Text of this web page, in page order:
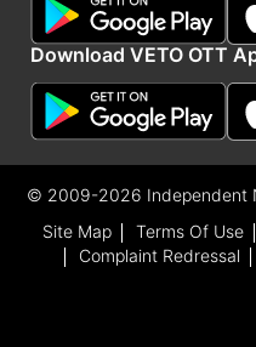
जांच के आदेश
उन्होंने कहा कि कथित तौर
पर कार्रवाई नहीं करने वाले
की जांच के आदेश दिए गए
के अतिरिक्‍त पुलिस
करायी जायेगी। जिस
दिया गया वह हरियाणा
Download VETO OTT
© 2009-2026 Independent
Site Map
Terms Of Use
Complaint Redressal